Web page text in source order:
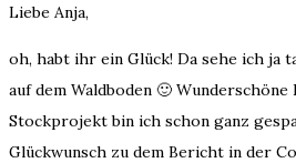
Liebe Anja,
oh, habt ihr ein Glück! Da sehe ich ja
auf dem Waldboden 🙂 Wunderschöne
Stockprojekt bin ich schon ganz
Glückwunsch zu dem Bericht in der